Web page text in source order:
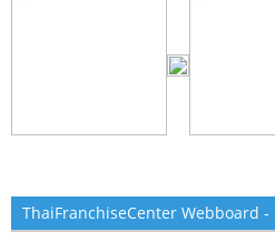
ThaiFranchiseCenter Webboard